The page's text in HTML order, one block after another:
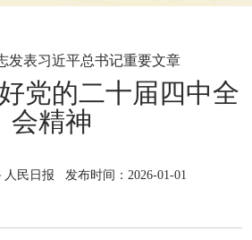
发表习近平总书记重要文章
党的二十届四中全
会精神
人民日报 发布时间：2026-01-01